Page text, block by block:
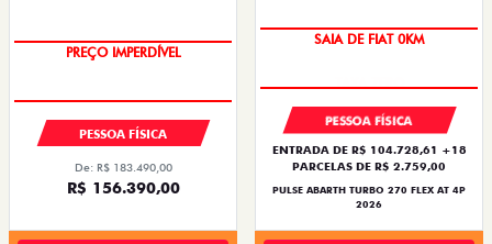
PREÇO IMPERDÍVEL
PESSOA FÍSICA
De: R$ 183.490,00
R$ 156.390,00
SAIA DE FIAT 0KM
PESSOA FÍSICA
ENTRADA DE R$ 104.728,61 +18
PARCELAS DE R$ 2.759,00
PULSE ABARTH TURBO 270 FLEX AT 4P
2026